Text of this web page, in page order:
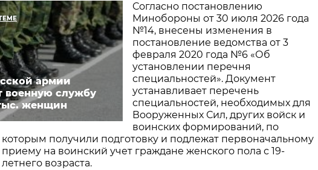
армии
военную службу
женщин
Согласно постановлению
Минобороны от 30 июля 2026 года
№14, внесены изменения в
постановление ведомства от 3
февраля 2020 года №6 «Об
установлении перечня
специальностей». Документ
устанавливает перечень
специальностей, необходимых для
Вооруженных Сил, других войск и
воинских формирований, по
которым получили подготовку и подлежат первоначальному
приему на воинский учет граждане женского пола с 19-
летнего возраста.